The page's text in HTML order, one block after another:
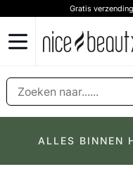
Gratis
ALLES BINNEN